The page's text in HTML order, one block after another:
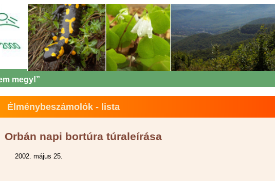
megy!”
Élménybeszámolók - lista
Orbán napi bortúra túraleírása
2002. május 25.